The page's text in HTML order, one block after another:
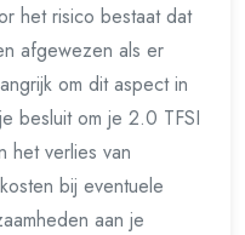
het risico bestaat dat
afgewezen als er
om dit aspect in
besluit om je 2.0 TFSI
het verlies van
bij eventuele
aan je